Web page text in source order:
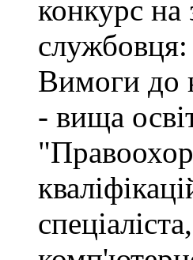
конкурс на
службовця:
Вимоги до
- вища